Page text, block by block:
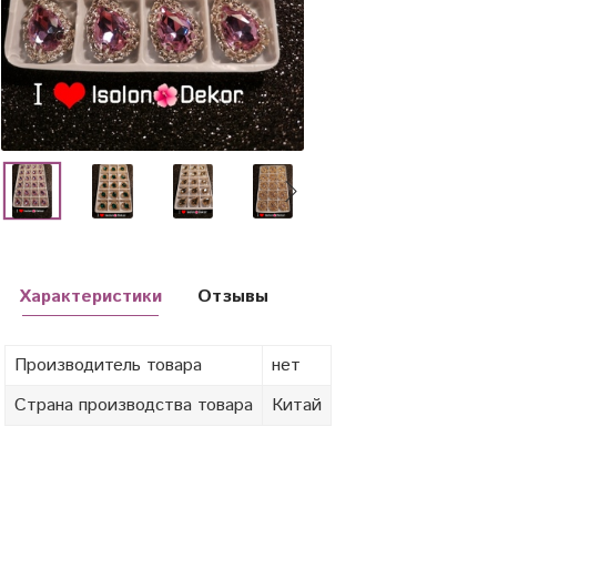
Характеристики
Производитель товара
нет
Страна производства товара
Китай
Отзывы